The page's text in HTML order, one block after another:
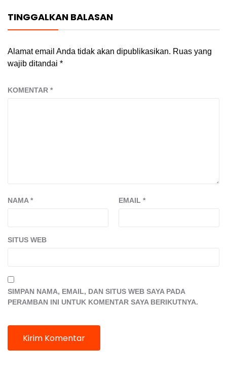
TINGGALKAN BALASAN
Alamat email Anda tidak akan dipublikasikan. Ruas yang
wajib ditandai *
KOMENTAR *
NAMA* EMAIL *
SITUS WEB
SIMPAN NAMA, EMAIL, DAN SITUS WEB SAYA PADA
PERAMBAN INI UNTUK KOMENTAR SAYA BERIKUTNYA.